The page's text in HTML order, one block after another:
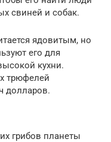
свиней и собак.
ядовитым, но
его для
кухни.
трюфелей
долларов.
грибов планеты